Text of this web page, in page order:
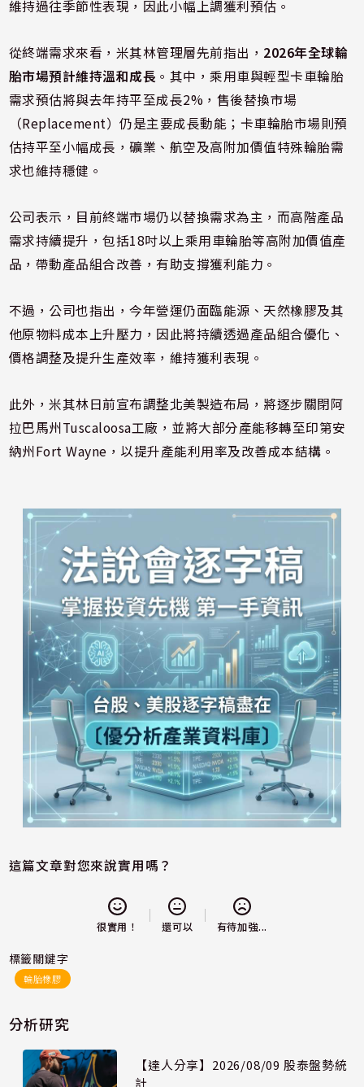
維持過往季節性表現，因此小幅上調獲利預估。
從終端需求來看，米其林管理層先前指出， 2026年全球輪
胎市場預計維持溫和成長 。其中，乘用車與輕型卡車輪胎
需求預估將與去年持平至成長2%，售後替換市場
（Replacement）仍是主要成長動能；卡車輪胎市場則預
估持平至小幅成長，礦業、航空及高附加價值特殊輪胎需
求也維持穩健。
公司表示，目前終端市場仍以替換需求為主，而高階產品
需求持續提升，包括18吋以上乘用車輪胎等高附加價值產
品，帶動產品組合改善，有助支撐獲利能力。
不過，公司也指出，今年營運仍面臨能源、天然橡膠及其
他原物料成本上升壓力，因此將持續透過產品組合優化、
價格調整及提升生產效率，維持獲利表現。
此外，米其林日前宣布調整北美製造布局，將逐步關閉阿
拉巴馬州Tuscaloosa工廠，並將大部分產能移轉至印第安
納州Fort Wayne，以提升產能利用率及改善成本結構。
這篇文章對您來說實用嗎？
很實用！ 還可以 有待加強...
標籤關鍵字
輪胎橡膠
分析研究
【達人分享】2026/08/09 股泰盤勢統
計